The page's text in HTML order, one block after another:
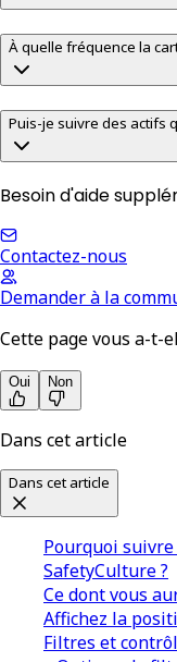
À quelle fréquence la
Puis-je suivre des actifs
Besoin d'aide
Contactez-nous
Demander à la
Cette page vous a-t-
Oui Non
Dans cet article
Dans cet article
Pourquoi
SafetyCulture ?
Ce dont vous
Affichez la
Filtres et